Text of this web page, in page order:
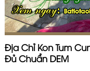
Địa Chỉ Kon Tum
Đủ Chuẩn DEM